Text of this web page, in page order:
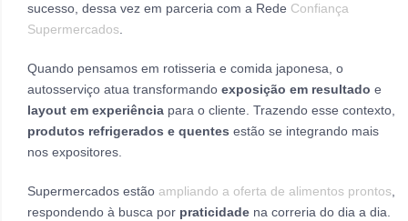
sucesso, dessa vez em parceria com a Rede Confiança
Supermercados.
Quando pensamos em rotisseria e comida japonesa, o
autosserviço atua transformando exposição em resultado e
layout em experiência para o cliente. Trazendo esse contexto,
produtos refrigerados e quentes estão se integrando mais
nos expositores.
Supermercados estão ampliando a oferta de alimentos prontos,
respondendo à busca por praticidade na correria do dia a dia.